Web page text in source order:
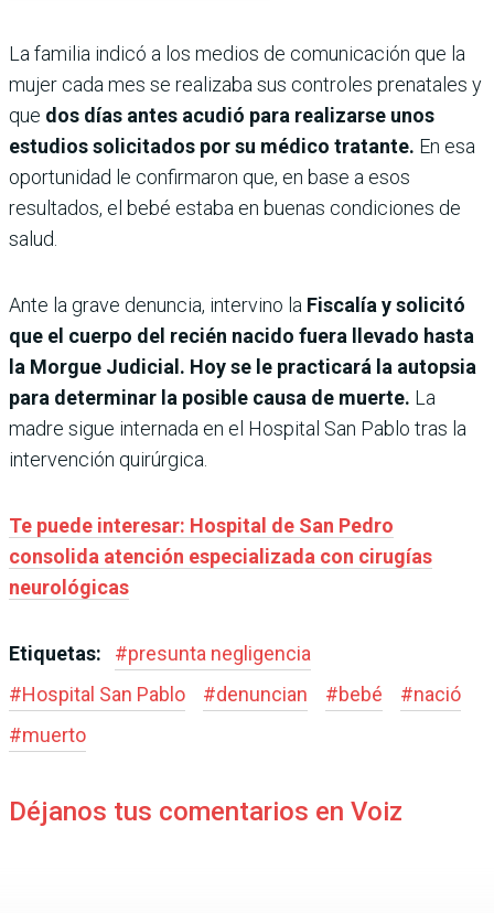
La familia indicó a los medios de comunicación que la
mujer cada mes se realizaba sus controles prenatales y
que dos días antes acudió para realizarse unos
estudios solicitados por su médico tratante. En esa
oportunidad le confirmaron que, en base a esos
resultados, el bebé estaba en buenas condiciones de
salud.
Ante la grave denuncia, intervino la Fiscalía y solicitó
que el cuerpo del recién nacido fuera llevado hasta
la Morgue Judicial. Hoy se le practicará la autopsia
para determinar la posible causa de muerte. La
madre sigue internada en el Hospital San Pablo tras la
intervención quirúrgica.
Te puede interesar: Hospital de San Pedro
consolida atención especializada con cirugías
neurológicas
Etiquetas: #presunta negligencia
#Hospital San Pablo #denuncian #bebé #nació
#muerto
Déjanos tus comentarios en Voiz